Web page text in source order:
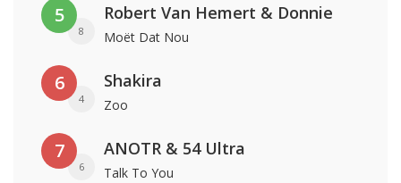
5
8
Robert Van Hemert & Donnie
Moët Dat Nou
6
4
Shakira
Zoo
7
6
ANOTR & 54 Ultra
Talk To You